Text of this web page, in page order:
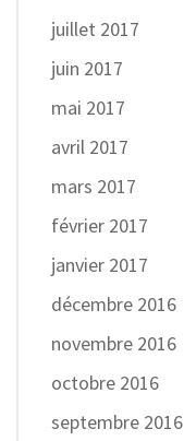
juillet 2017
juin 2017
mai 2017
avril 2017
mars 2017
février 2017
janvier 2017
décembre 2016
novembre 2016
octobre 2016
septembre 2016